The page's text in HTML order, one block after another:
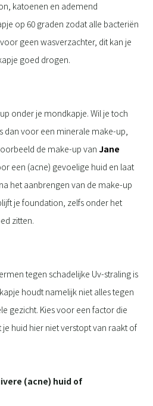
katoenen en ademend
op 60 graden zodat alle bacteriën
geen wasverzachter, dit kan je
goed drogen.
onder je mondkapje. Wil je toch
dan voor een minerale make-up,
de make-up van Jane
een (acne) gevoelige huid en laat
het aanbrengen van de make-up
je foundation, zelfs onder het
zitten.
tegen schadelijke Uv-straling is
houdt namelijk niet alles tegen
gezicht. Kies voor een factor die
huid hier niet verstopt van raakt of
(acne) huid of